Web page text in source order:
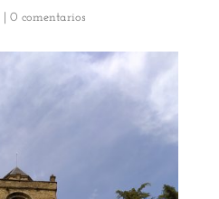
0 comentarios